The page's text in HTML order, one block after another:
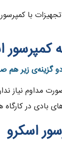
با
گزینه‌ی زیر هم
مداوم نیاز
بادی در
اسکرو